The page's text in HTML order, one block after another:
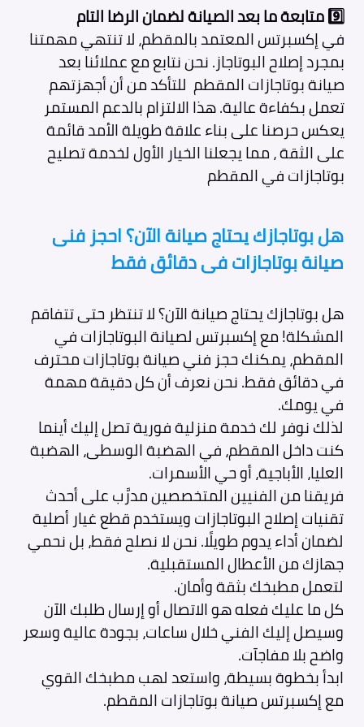
9️⃣متابعة ما بعد الصيانة لضمان الرضا التام
في إكسبرتس المعتمد بالمقطم، لا تنتهي مهمتنا
بمجرد إصلاح البوتاجاز. نحن نتابع مع عملائنا بعد
صيانة بوتاجازات المقطم للتأكد من أن أجهزتهم
تعمل بكفاءة عالية. هذا الالتزام بالدعم المستمر
يعكس حرصنا على بناء علاقة طويلة الأمد قائمة
على الثقة ، مما يجعلنا الخيار الأول لخدمة تصليح
بوتاجازات في المقطم
هل بوتاجازك يحتاج صيانة الآن؟ احجز فنى
صيانة بوتاجازات فى دقائق فقط
هل بوتاجازك يحتاج صيانة الآن؟ لا تنتظر حتى تتفاقم
المشكلة! مع إكسبرتس لصيانة البوتاجازات في
المقطم، يمكنك حجز فني صيانة بوتاجازات محترف
في دقائق فقط. نحن نعرف أن كل دقيقة مهمة
في يومك.
لذلك نوفر لك خدمة منزلية فورية تصل إليك أينما
كنت داخل المقطم، في الهضبة الوسطى، الهضبة
العليا، الأباجية، أو حي الأسمرات.
فريقنا من الفنيين المتخصصين مدرَّب على أحدث
تقنيات إصلاح البوتاجازات ويستخدم قطع غيار أصلية
لضمان أداء يدوم طويلًا. نحن لا نصلح فقط، بل نحمي
جهازك من الأعطال المستقبلية.
لتعمل مطبخك بثقة وأمان.
كل ما عليك فعله هو الاتصال أو إرسال طلبك الآن
وسيصل إليك الفني خلال ساعات، بجودة عالية وسعر
واضح بلا مفاجآت.
ابدأ بخطوة بسيطة، واستعد لهب مطبخك القوي
مع إكسبرتس صيانة بوتاجازات المقطم.